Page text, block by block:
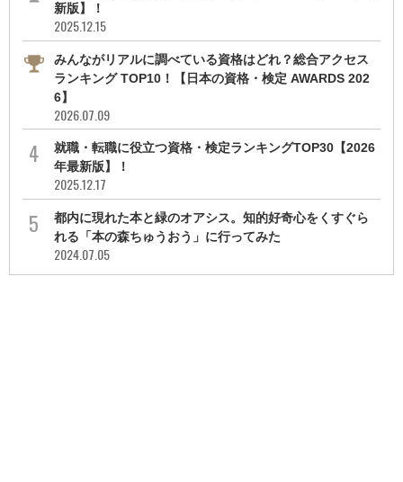
新版】！
2025.12.15
みんながリアルに調べている資格はどれ？総合アクセス
ランキング TOP10！【日本の資格・検定 AWARDS 202
6】
2026.07.09
就職・転職に役立つ資格・検定ランキングTOP30【2026
年最新版】！
2025.12.17
都内に現れた本と緑のオアシス。知的好奇心をくすぐら
れる「本の森ちゅうおう」に行ってみた
2024.07.05